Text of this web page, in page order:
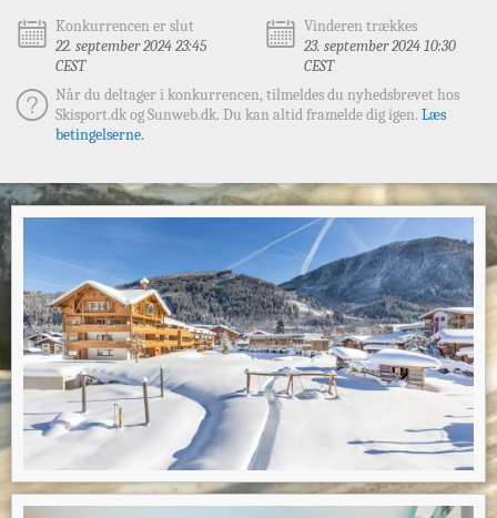
Konkurrencen er slut
22. september 2024 23:45
CEST
Vinderen trækkes
23. september 2024 10:30
CEST
Når du deltager i konkurrencen, tilmeldes du nyhedsbrevet hos
Skisport.dk og Sunweb.dk. Du kan altid framelde dig igen. Læs
betingelserne.